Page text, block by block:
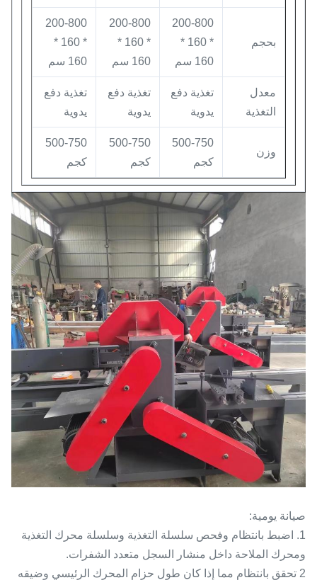
بحجم
200-800
* 160 *
160 سم
200-800
* 160 *
160 سم
200-800
* 160 *
160 سم
معدل
التغذية
تغذية دفع
يدوية
تغذية دفع
يدوية
تغذية دفع
يدوية
وزن
500-750
كجم
500-750
كجم
500-750
كجم
صيانة يومية:
1. اضبط بانتظام وفحص سلسلة التغذية وسلسلة محرك التغذية
ومحرك الملاحة داخل منشار السجل متعدد الشفرات.
2 تحقق بانتظام مما إذا كان طول حزام المحرك الرئيسي وضيقه